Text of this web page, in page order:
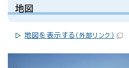
地図
地図を表示する （外部リンク）